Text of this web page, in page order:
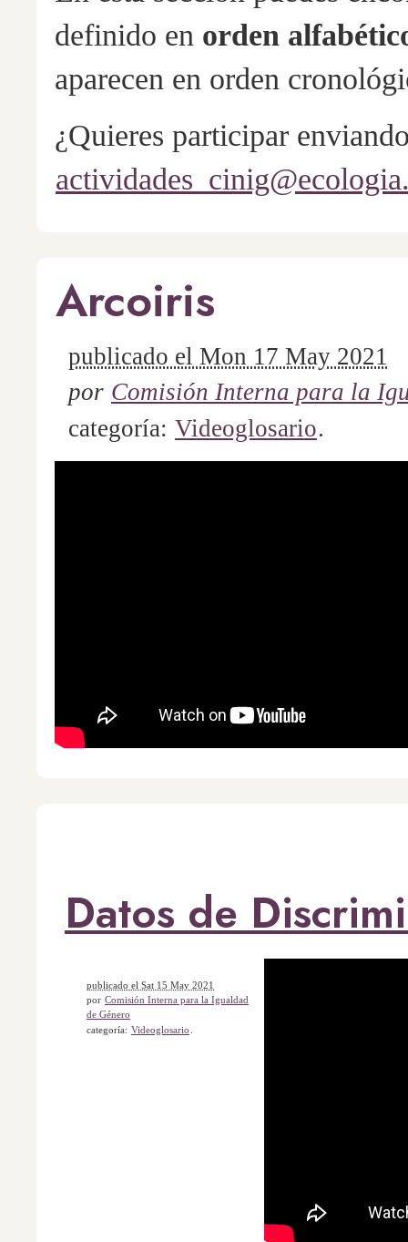
definido en orden
aparecen en orden
¿Quieres participar
Arcoiris
publicado el Mon 17 May 2021
por Comisión Interna para la
categoría: Videoglosario.
Datos de
publicado el Sat 15 May 2021
por Comisión Interna para la Igualdad
de Género
categoría: Videoglosario